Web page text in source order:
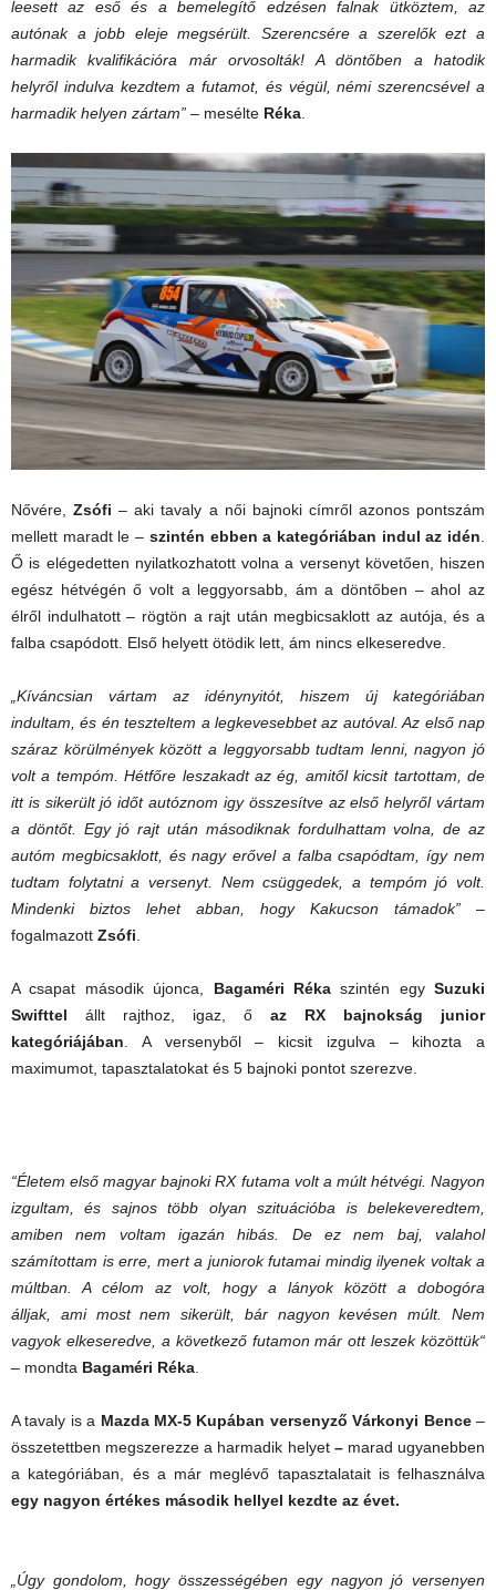
leesett az eső és a bemelegítő edzésen falnak ütköztem, az
autónak a jobb eleje megsérült. Szerencsére a szerelők ezt a
harmadik kvalifikációra már orvosolták! A döntőben a hatodik
helyről indulva kezdtem a futamot, és végül, némi szerencsével a
harmadik helyen zártam” – mesélte Réka.
Nővére,Zsófi – aki tavaly a női bajnoki címről azonos pontszám
mellett maradt le – szintén ebben a kategóriában indul az idén
Ő is elégedetten nyilatkozhatott volna a versenyt követően, hiszen
egész hétvégén ő volt a leggyorsabb, ám a döntőben – ahol az
élről indulhatott – rögtön a rajt után megbicsaklott az autója, és a
falba csapódott. Első helyett ötödik lett, ám nincs elkeseredve.
„Kíváncsian vártam az idénynyitót, hiszem új kategóriában
indultam, és én teszteltem a legkevesebbet az autóval. Az első nap
száraz körülmények között a leggyorsabb tudtam lenni, nagyon jó
volt a tempóm. Hétfőre leszakadt az ég, amitől kicsit tartottam, de
itt is sikerült jó időt autóznom igy összesítve az első helyről vártam
a döntőt. Egy jó rajt után másodiknak fordulhattam volna, de az
autóm megbicsaklott, és nagy erővel a falba csapódtam, így nem
tudtam folytatni a versenyt. Nem csüggedek, a tempóm jó volt.
Mindenki biztos lehet abban, hogy Kakucson támadok” –
fogalmazott Zsófi
A csapat második újonca, Bagaméri Rékaszintén egy Suzuki
Swifttel állt rajthoz, igaz, ő az RX bajnokság junior
kategóriájában . A versenyből – kicsit izgulva – kihozta a
maximumot, tapasztalatokat és 5 bajnoki pontot szerezve.
“Életem első magyar bajnoki RX futama volt a múlt hétvégi. Nagyon
izgultam, és sajnos több olyan szituációba is belekeveredtem,
amiben nem voltam igazán hibás. De ez nem baj, valahol
számítottam is erre, mert a juniorok futamai mindig ilyenek voltak a
múltban. A célom az volt, hogy a lányok között a dobogóra
álljak, ami most nem sikerült, bár nagyon kevésen múlt. Nem
vagyok elkeseredve, a következő futamon már ott leszek közöttük“
– mondta Bagaméri Réka
A tavaly is a Mazda MX-5 Kupában versenyző Várkonyi Bence–
összetettben megszerezze a harmadik helyet– marad ugyanebben
a kategóriában, és a már meglévő tapasztalatait is felhasználva
egy nagyon értékes második hellyel kezdte az évet.
Úgy gondolom, hogy összességében egy nagyon jó versenyen